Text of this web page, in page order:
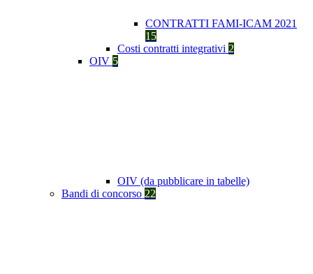
CONTRATTI FAMI-ICAM 2021
15
Costi contratti integrativi 2
OIV 5
OIV (da pubblicare in tabelle)
Bandi di concorso 22